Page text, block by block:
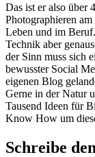
Das ist er also über
Photographieren
Leben und im
Technik aber
der Sinn muss sich
bewusster Social
eigenen Blog
Gerne in der Natur
Tausend Ideen für
Know How um
Schreibe